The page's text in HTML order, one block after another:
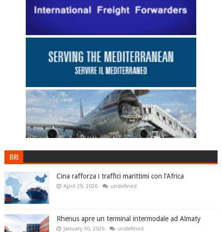
BRI
Cina rafforza i traffici marittimi con l’Africa
April 29, 2026 undefined
Rhenus apre un terminal intermodale ad Almaty
January 30, 2026 undefined